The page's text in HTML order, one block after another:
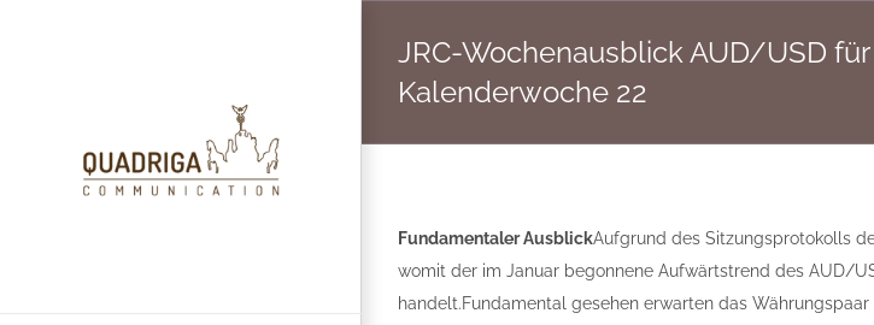
JRC-Wochenausblick AUD/USD
Kalenderwoche 22
Fundamentaler AusblickAufgrund des Sitzungsprotokolls
womit der im Januar begonnene Aufwärtstrend des AUD/
handelt.Fundamental gesehen erwarten das